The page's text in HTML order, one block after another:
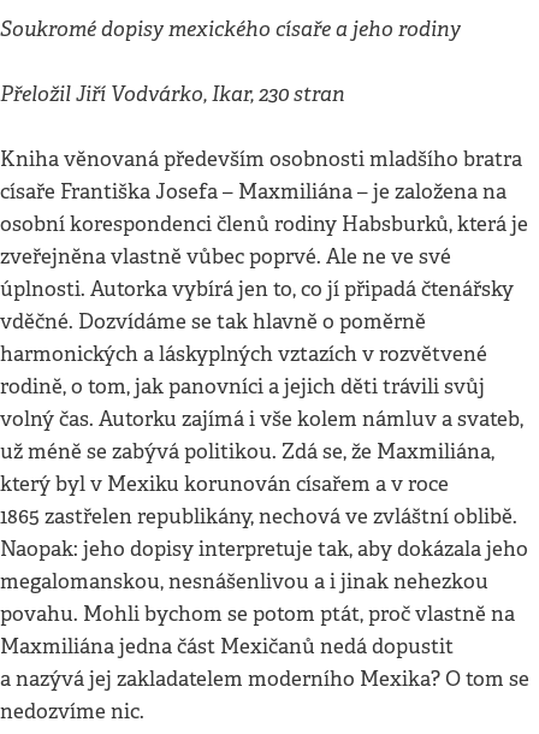
Soukromé dopisy mexického císaře a jeho rodiny
Přeložil Jiří Vodvárko, Ikar, 230 stran
Kniha věnovaná především osobnosti mladšího bratra
císaře Františka Josefa – Maxmiliána – je založena na
osobní korespondenci členů rodiny Habsburků, která je
zveřejněna vlastně vůbec poprvé. Ale ne ve své
úplnosti. Autorka vybírá jen to, co jí připadá čtenářsky
vděčné. Dozvídáme se tak hlavně o poměrně
harmonických a láskyplných vztazích v rozvětvené
rodině, o tom, jak panovníci a jejich děti trávili svůj
volný čas. Autorku zajímá i vše kolem námluv a svateb,
už méně se zabývá politikou. Zdá se, že Maxmiliána,
který byl v Mexiku korunován císařem a v roce
1865 zastřelen republikány, nechová ve zvláštní oblibě.
Naopak: jeho dopisy interpretuje tak, aby dokázala jeho
megalomanskou, nesnášenlivou a i jinak nehezkou
povahu. Mohli bychom se potom ptát, proč vlastně na
Maxmiliána jedna část Mexičanů nedá dopustit
a nazývá jej zakladatelem moderního Mexika? O tom se
nedozvíme nic.